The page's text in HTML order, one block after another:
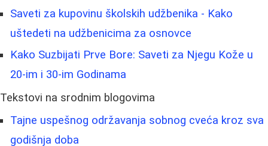
Saveti za kupovinu školskih udžbenika - Kako
uštedeti na udžbenicima za osnovce
Kako Suzbijati Prve Bore: Saveti za Njegu Kože u
20-im i 30-im Godinama
Tekstovi na srodnim blogovima
Tajne uspešnog održavanja sobnog cveća kroz sva
godišnja doba